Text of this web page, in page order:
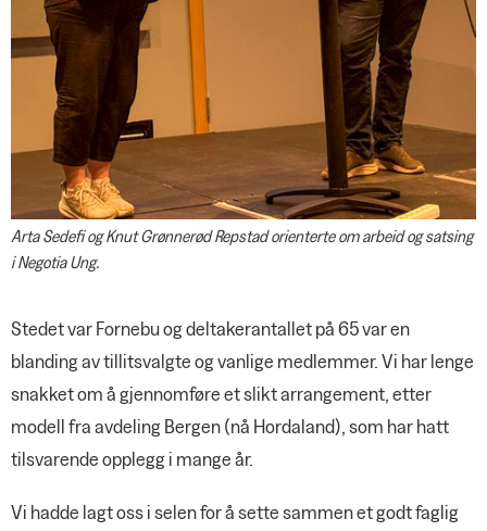
Likestillingspris til Reform –
ressurssenter for menn
Gjensidige
Nordea
YS Fordel
Arta Sedefi og Knut Grønnerød Repstad orienterte om arbeid og satsing
i Negotia Ung.
Stedet var Fornebu og deltakerantallet på 65 var en
blanding av tillitsvalgte og vanlige medlemmer. Vi har lenge
snakket om å gjennomføre et slikt arrangement, etter
modell fra avdeling Bergen (nå Hordaland), som har hatt
tilsvarende opplegg i mange år.
Vi hadde lagt oss i selen for å sette sammen et godt faglig